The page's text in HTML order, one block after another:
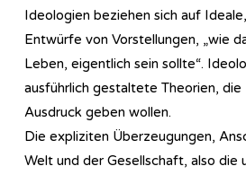
Ideologien beziehen sich auf
Entwürfe von Vorstellungen, „wie
Leben, eigentlich sein sollte“.
ausführlich gestaltete Theorien, die
Ausdruck geben wollen.
Die expliziten Überzeugungen,
Welt und der Gesellschaft, also die